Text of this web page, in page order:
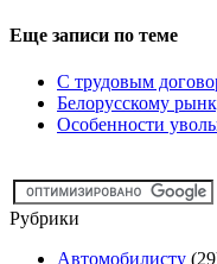
Еще записи по теме
С трудовым
Белорусскому
Особенности
Рубрики
Автомобилисту